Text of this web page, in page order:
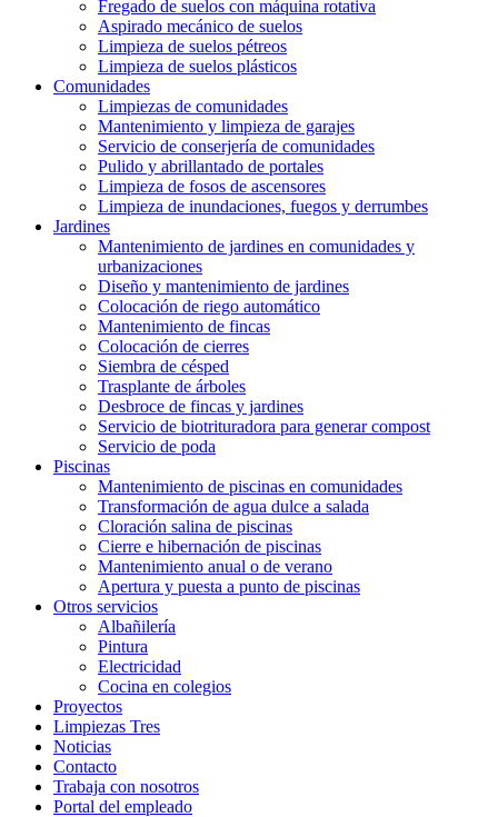
Fregado de suelos con máquina rotativa
Aspirado mecánico de suelos
Limpieza de suelos pétreos
Limpieza de suelos plásticos
Comunidades
Limpiezas de comunidades
Mantenimiento y limpieza de garajes
Servicio de conserjería de comunidades
Pulido y abrillantado de portales
Limpieza de fosos de ascensores
Limpieza de inundaciones, fuegos y derrumbes
Jardines
Mantenimiento de jardines en comunidades y
urbanizaciones
Diseño y mantenimiento de jardines
Colocación de riego automático
Mantenimiento de fincas
Colocación de cierres
Siembra de césped
Trasplante de árboles
Desbroce de fincas y jardines
Servicio de biotrituradora para generar compost
Servicio de poda
Piscinas
Mantenimiento de piscinas en comunidades
Transformación de agua dulce a salada
Cloración salina de piscinas
Cierre e hibernación de piscinas
Mantenimiento anual o de verano
Apertura y puesta a punto de piscinas
Otros servicios
Albañilería
Pintura
Electricidad
Cocina en colegios
Proyectos
Limpiezas Tres
Noticias
Contacto
Trabaja con nosotros
Portal del empleado